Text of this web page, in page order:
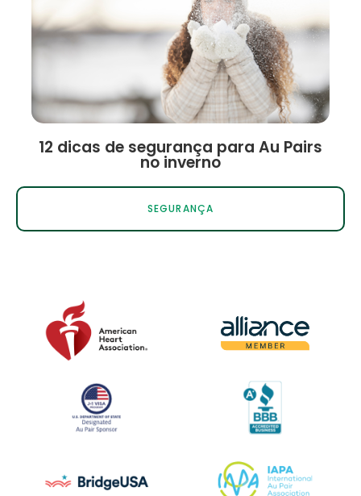
12 dicas de segurança para Au Pairs
no inverno
SEGURANÇA